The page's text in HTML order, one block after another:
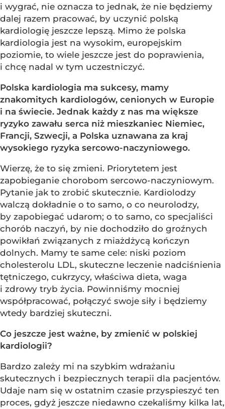
i wygrać, nie oznacza to jednak, że nie będziemy
dalej razem pracować, by uczynić polską
kardiologię jeszcze lepszą. Mimo że polska
kardiologia jest na wysokim, europejskim
poziomie, to wiele jeszcze jest do poprawienia,
i chcę nadal w tym uczestniczyć.
Polska kardiologia ma sukcesy, mamy
znakomitych kardiologów, cenionych w Europie
i na świecie. Jednak każdy z nas ma większe
ryzyko zawału serca niż mieszkaniec Niemiec,
Francji, Szwecji, a Polska uznawana za kraj
wysokiego ryzyka sercowo-naczyniowego.
Wierzę, że to się zmieni. Priorytetem jest
zapobieganie chorobom sercowo-naczyniowym.
Pytanie jak to zrobić skutecznie. Kardiolodzy
walczą dokładnie o to samo, o co neurolodzy,
by zapobiegać udarom; o to samo, co specjaliści
chorób naczyń, by nie dochodziło do groźnych
powikłań związanych z miażdżycą kończyn
dolnych. Mamy te same cele: niski poziom
cholesterolu LDL, skuteczne leczenie nadciśnienia
tętniczego, cukrzycy, właściwa dieta, waga
i zdrowy tryb życia. Powinniśmy mocniej
współpracować, połączyć swoje siły i będziemy
wtedy bardziej skuteczni.
Co jeszcze jest ważne, by zmienić w polskiej
kardiologii?
Bardzo zależy mi na szybkim wdrażaniu
skutecznych i bezpiecznych terapii dla pacjentów.
Udaje nam się w ostatnim czasie przyspieszyć ten
proces, gdyż jeszcze niedawno czekaliśmy kilka lat,